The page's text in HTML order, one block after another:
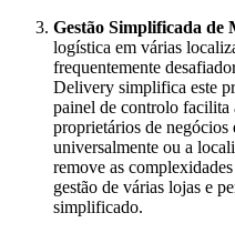
Gestão Simplificada de
logística em várias
frequentemente
Delivery simplifica este
painel de controlo facilita
proprietários de negócios
universalmente ou a
remove as
gestão de várias lojas e
simplificado.